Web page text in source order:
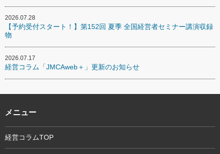
2026.07.28
【予約受付スタート！】第152回 夏季 全国経営者セミナー講演収録
物
2026.07.17
経営コラム「JMCAweb＋」更新のお知らせ
メニュー
経営コラムTOP